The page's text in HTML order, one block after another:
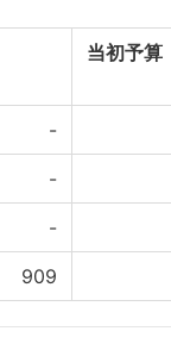
当初予算
-
-
-
909